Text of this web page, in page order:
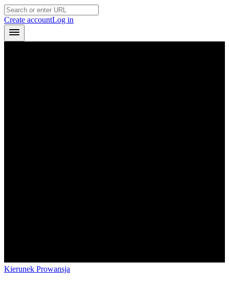
Create accountLog in
Kierunek Prowansja